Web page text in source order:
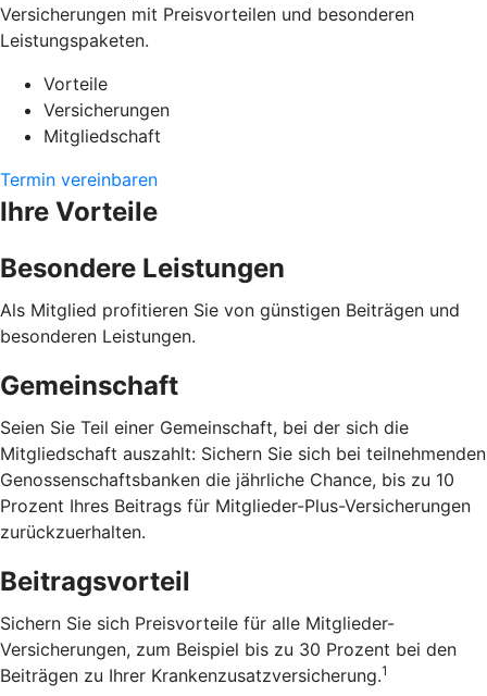
Versicherungen mit Preisvorteilen und besonderen
Leistungspaketen.
Vorteile
Versicherungen
Mitgliedschaft
Termin vereinbaren
Ihre Vorteile
Besondere Leistungen
Als Mitglied profitieren Sie von günstigen Beiträgen und
besonderen Leistungen.
Gemeinschaft
Seien Sie Teil einer Gemeinschaft, bei der sich die
Mitgliedschaft auszahlt: Sichern Sie sich bei teilnehmenden
Genossenschaftsbanken die jährliche Chance, bis zu 10
Prozent Ihres Beitrags für Mitglieder-Plus-Versicherungen
zurückzuerhalten.
Beitragsvorteil
Sichern Sie sich Preisvorteile für alle Mitglieder-
Versicherungen, zum Beispiel bis zu 30 Prozent bei den
Beiträgen zu Ihrer Krankenzusatzversicherung.1